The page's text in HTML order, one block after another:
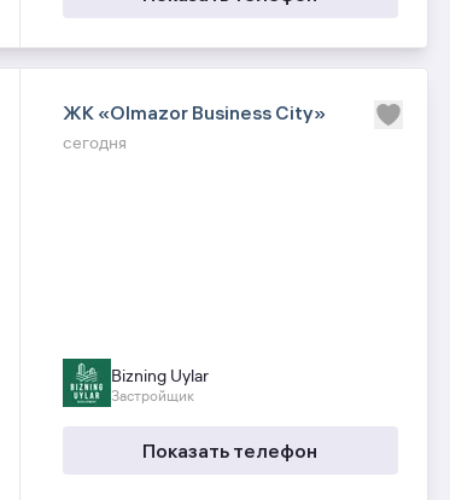
ЖК «Olmazor Business City»
сегодня
Bizning Uylar
Застройщик
Показать телефон